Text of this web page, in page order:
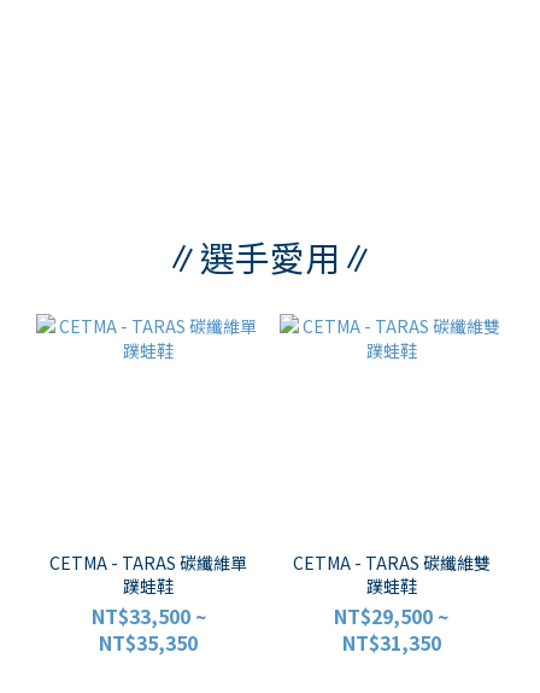
∥選手愛用∥
CETMA - TARAS 碳纖維單
蹼蛙鞋
NT$33,500 ~
NT$35,350
CETMA - TARAS 碳纖維雙
蹼蛙鞋
NT$29,500 ~
NT$31,350